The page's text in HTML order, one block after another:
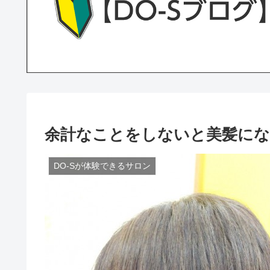
余計なことをしないと美髪に
DO-Sが体験できるサロン